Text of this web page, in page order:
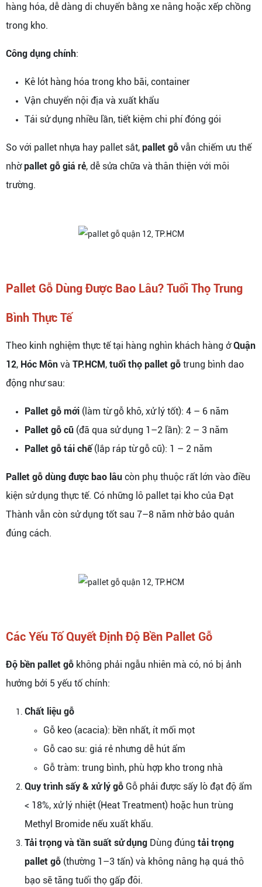
hàng hóa, dễ dàng di chuyển bằng xe nâng hoặc xếp chồng
trong kho.
Công dụng chính:
Kê lót hàng hóa trong kho bãi, container
Vận chuyển nội địa và xuất khẩu
Tái sử dụng nhiều lần, tiết kiệm chi phí đóng gói
So với pallet nhựa hay pallet sắt, pallet gỗ vẫn chiếm ưu thế
nhờpallet gỗ giá rẻ, dễ sửa chữa và thân thiện với môi
trường.
Pallet Gỗ Dùng Được Bao Lâu? Tuổi Thọ Trung
Bình Thực Tế
Theo kinh nghiệm thực tế tại hàng nghìn khách hàng ởQuận
12, Hóc Môn và TP.HCM, tuổi thọ pallet gỗ trung bình dao
động như sau:
Pallet gỗ mới (làm từ gỗ khô, xử lý tốt): 4 – 6 năm
Pallet gỗ cũ (đã qua sử dụng 1–2 lần): 2 – 3 năm
Pallet gỗ tái chế(lắp ráp từ gỗ cũ): 1 – 2 năm
Pallet gỗ dùng được bao lâu còn phụ thuộc rất lớn vào điều
kiện sử dụng thực tế. Có những lô pallet tại kho của Đạt
Thành vẫn còn sử dụng tốt sau 7–8 năm nhờ bảo quản
đúng cách.
Các Yếu Tố Quyết Định Độ Bền Pallet Gỗ
Độ bền pallet gỗ không phải ngẫu nhiên mà có, nó bị ảnh
hưởng bởi 5 yếu tố chính:
Chất liệu gỗ
Gỗ keo (acacia): bền nhất, ít mối mọt
Gỗ cao su: giá rẻ nhưng dễ hút ẩm
Gỗ tràm: trung bình, phù hợp kho trong nhà
Quy trình sấy & xử lý gỗ Gỗ phải được sấy lò đạt độ ẩm
< 18%, xử lý nhiệt (Heat Treatment) hoặc hun trùng
Methyl Bromide nếu xuất khẩu.
Tải trọng và tần suất sử dụng Dùng đúng tải trọng
pallet gỗ (thường 1–3 tấn) và không nâng hạ quá thô
bạo sẽ tăng tuổi thọ gấp đôi.